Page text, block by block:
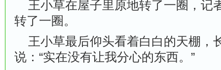
王小草在屋子里原地转了一圈，记
转了一圈。
王小草最后仰头看着白白的天棚，
说：“实在没有让我分心的东西。”